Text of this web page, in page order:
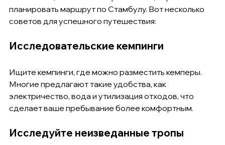
планировать маршрут по Стамбулу. Вот несколько
советов для успешного путешествия:
Исследовательские кемпинги
Ищите кемпинги, где можно разместить кемперы.
Многие предлагают такие удобства, как
электричество, вода и утилизация отходов, что
сделает ваше пребывание более комфортным.
Исследуйте неизведанные тропы